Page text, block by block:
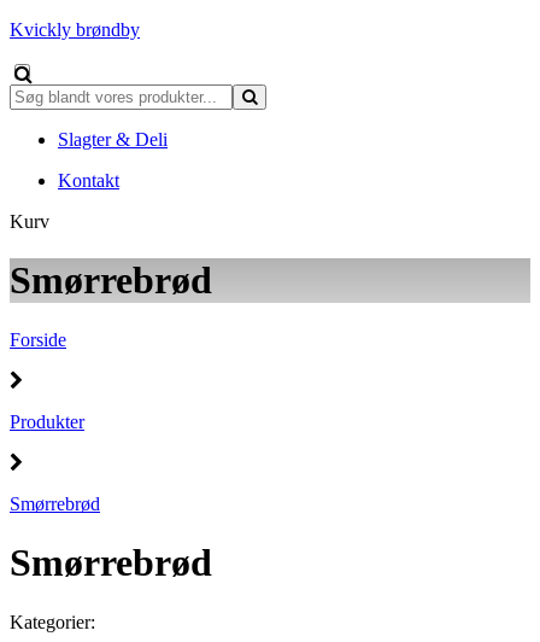
Kvickly brøndby
Slagter & Deli
Kontakt
Kurv
Smørrebrød
Forside
Produkter
Smørrebrød
Smørrebrød
Kategorier: